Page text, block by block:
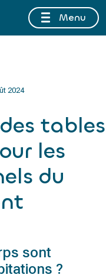
AOÛT 2026 INCLUSMenu
2024
tables
les
du
sont
?